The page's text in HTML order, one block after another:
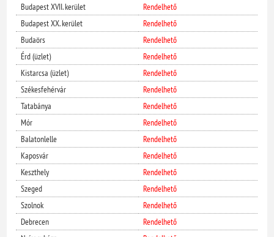
Budapest XVII. kerület
Rendelhető
Budapest XX. kerület
Rendelhető
Budaörs
Rendelhető
Érd (üzlet)
Rendelhető
Kistarcsa (üzlet)
Rendelhető
Székesfehérvár
Rendelhető
Tatabánya
Rendelhető
Mór
Rendelhető
Balatonlelle
Rendelhető
Kaposvár
Rendelhető
Keszthely
Rendelhető
Szeged
Rendelhető
Szolnok
Rendelhető
Debrecen
Rendelhető